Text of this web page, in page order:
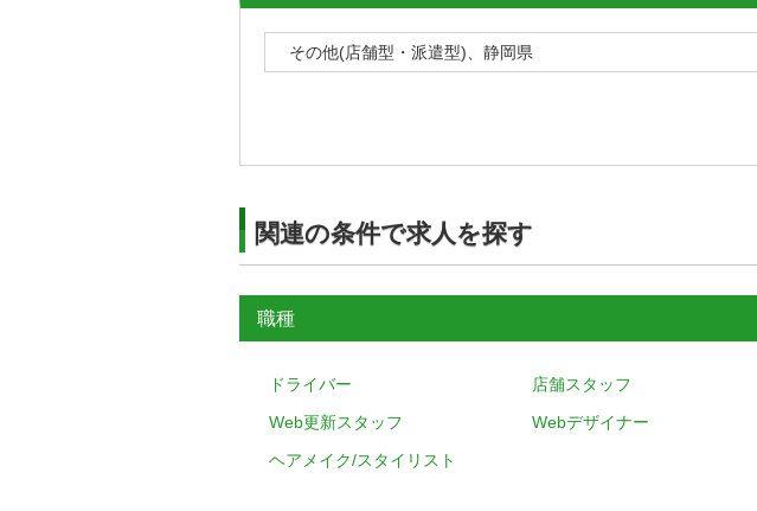
その他(店舗型・派遣型)、静岡県
関連の条件で求人を探す
職種
ドライバー 店舗スタッフ
Web更新スタッフ
Webデザイナー
ヘアメイク/スタイリスト